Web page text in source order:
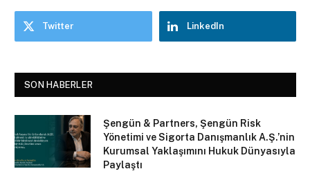
Twitter LinkedIn
SON HABERLER
Şengün & Partners, Şengün Risk
Yönetimi ve Sigorta Danışmanlık A.Ş.’nin
Kurumsal Yaklaşımını Hukuk Dünyasıyla
Paylaştı